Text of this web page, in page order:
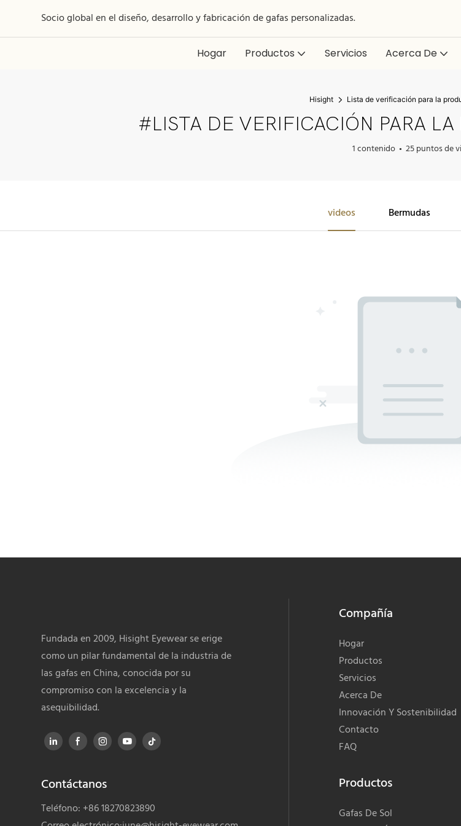
Socio global en el diseño, desarrollo y fabricación de gafas personalizadas.
Hogar Productos Servicios Acerca De
Hisight Lista de verificación para la
#LISTA DE VERIFICACIÓN PARA
1 contenido 25 puntos de
videos Bermudas
Fundada en 2009, Hisight Eyewear se erige
como un pilar fundamental de la industria de
las gafas en China, conocida por su
compromiso con la excelencia y la
asequibilidad.
Contáctanos
Teléfono: +86 18270823890
Compañía
Hogar
Productos
Servicios
Acerca De
Innovación Y Sostenibilidad
Contacto
FAQ
Productos
Gafas De Sol